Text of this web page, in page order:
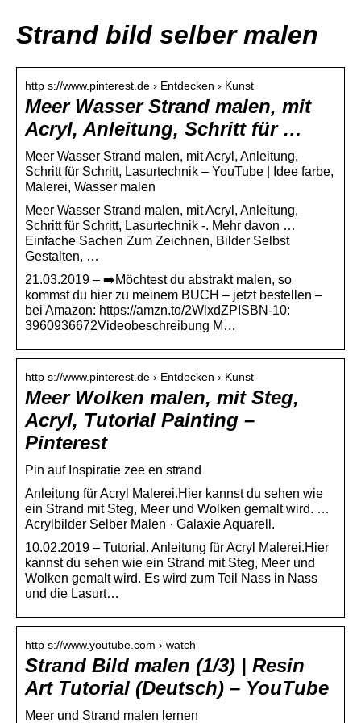
Strand bild selber malen
http s://www.pinterest.de › Entdecken › Kunst
Meer Wasser Strand malen, mit
Acryl, Anleitung, Schritt für …
Meer Wasser Strand malen, mit Acryl, Anleitung,
Schritt für Schritt, Lasurtechnik – YouTube | Idee farbe,
Malerei, Wasser malen
Meer Wasser Strand malen, mit Acryl, Anleitung,
Schritt für Schritt, Lasurtechnik -. Mehr davon …
Einfache Sachen Zum Zeichnen, Bilder Selbst
Gestalten, …
21.03.2019 – ➡️Möchtest du abstrakt malen, so
kommst du hier zu meinem BUCH – jetzt bestellen –
bei Amazon: https://amzn.to/2WlxdZPISBN-10:
3960936672Videobeschreibung M…
http s://www.pinterest.de › Entdecken › Kunst
Meer Wolken malen, mit Steg,
Acryl, Tutorial Painting –
Pinterest
Pin auf Inspiratie zee en strand
Anleitung für Acryl Malerei.Hier kannst du sehen wie
ein Strand mit Steg, Meer und Wolken gemalt wird. …
Acrylbilder Selber Malen · Galaxie Aquarell.
10.02.2019 – Tutorial. Anleitung für Acryl Malerei.Hier
kannst du sehen wie ein Strand mit Steg, Meer und
Wolken gemalt wird. Es wird zum Teil Nass in Nass
und die Lasurt…
http s://www.youtube.com › watch
Strand Bild malen (1/3) | Resin
Art Tutorial (Deutsch) – YouTube
Meer und Strand malen lernen